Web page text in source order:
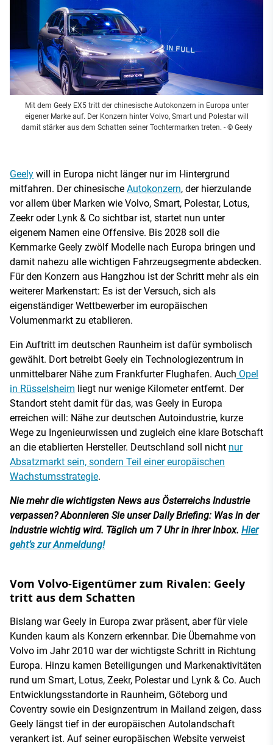
Mit dem Geely EX5 tritt der chinesische Autokonzern in Europa unter
eigener Marke auf. Der Konzern hinter Volvo, Smart und Polestar will
damit stärker aus dem Schatten seiner Tochtermarken treten. - © Geely
Geely will in Europa nicht länger nur im Hintergrund
mitfahren. Der chinesische Autokonzern, der hierzulande
vor allem über Marken wie Volvo, Smart, Polestar, Lotus,
Zeekr oder Lynk & Co sichtbar ist, startet nun unter
eigenem Namen eine Offensive. Bis 2028 soll die
Kernmarke Geely zwölf Modelle nach Europa bringen und
damit nahezu alle wichtigen Fahrzeugsegmente abdecken.
Für den Konzern aus Hangzhou ist der Schritt mehr als ein
weiterer Markenstart: Es ist der Versuch, sich als
eigenständiger Wettbewerber im europäischen
Volumenmarkt zu etablieren.
Ein Auftritt im deutschen Raunheim ist dafür symbolisch
gewählt. Dort betreibt Geely ein Technologiezentrum in
unmittelbarer Nähe zum Frankfurter Flughafen. Auch Opel
in Rüsselsheim liegt nur wenige Kilometer entfernt. Der
Standort steht damit für das, was Geely in Europa
erreichen will: Nähe zur deutschen Autoindustrie, kurze
Wege zu Ingenieurwissen und zugleich eine klare Botschaft
an die etablierten Hersteller. Deutschland soll nicht nur
Absatzmarkt sein, sondern Teil einer europäischen
Wachstumsstrategie.
Nie mehr die wichtigsten News aus Österreichs Industrie
verpassen? Abonnieren Sie unser Daily Briefing: Was in der
Industrie wichtig wird. Täglich um 7 Uhr in ihrer Inbox. Hier
geht’s zur Anmeldung!
Vom Volvo-Eigentümer zum Rivalen: Geely
tritt aus dem Schatten
Bislang war Geely in Europa zwar präsent, aber für viele
Kunden kaum als Konzern erkennbar. Die Übernahme von
Volvo im Jahr 2010 war der wichtigste Schritt in Richtung
Europa. Hinzu kamen Beteiligungen und Markenaktivitäten
rund um Smart, Lotus, Zeekr, Polestar und Lynk & Co. Auch
Entwicklungsstandorte in Raunheim, Göteborg und
Coventry sowie ein Designzentrum in Mailand zeigen, dass
Geely längst tief in der europäischen Autolandschaft
verankert ist. Auf seiner europäischen Website verweist